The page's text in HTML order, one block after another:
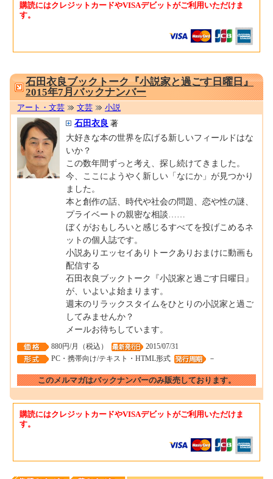
購読にはクレジットカードやVISAデビットがご利用いただけま
す。
石田衣良ブックトーク『小説家と過ごす日曜日』
2015年7月バックナンバー
アート・文芸 文芸 小説
石田衣良 著
大好きな本の世界を広げる新しいフィールドはな
いか？
この数年間ずっと考え、探し続けてきました。
今、ここにようやく新しい「なにか」が見つかり
ました。
本と創作の話、時代や社会の問題、恋や性の謎、
プライベートの親密な相談……
ぼくがおもしろいと感じるすべてを投げこめるネ
ットの個人誌です。
小説ありエッセイありトークありおまけに動画も
配信する
石田衣良ブックトーク『小説家と過ごす日曜日』
が、いよいよ始まります。
週末のリラックスタイムをひとりの小説家と過ご
してみませんか？
メールお待ちしています。
880円/月（税込）
2015/07/31
PC・携帯向け/テキスト・HTML形式
－
このメルマガはバックナンバーのみ販売しております。
購読にはクレジットカードやVISAデビットがご利用いただけま
す。